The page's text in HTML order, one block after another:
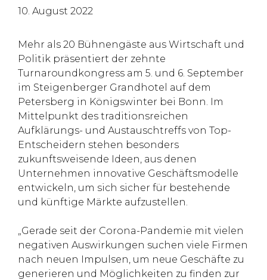
10. August 2022
Mehr als 20 Bühnengäste aus Wirtschaft und
Politik präsentiert der zehnte
Turnaroundkongress am 5. und 6. September
im Steigenberger Grandhotel auf dem
Petersberg in Königswinter bei Bonn. Im
Mittelpunkt des traditionsreichen
Aufklärungs- und Austauschtreffs von Top-
Entscheidern stehen besonders
zukunftsweisende Ideen, aus denen
Unternehmen innovative Geschäftsmodelle
entwickeln, um sich sicher für bestehende
und künftige Märkte aufzustellen.
„Gerade seit der Corona-Pandemie mit vielen
negativen Auswirkungen suchen viele Firmen
nach neuen Impulsen, um neue Geschäfte zu
generieren und Möglichkeiten zu finden zur